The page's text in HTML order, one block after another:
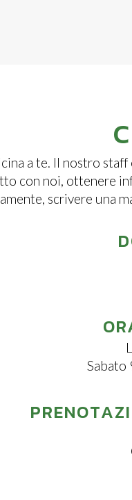
a te. Il nostro
con noi, ottenere
scrivere una
Sabato